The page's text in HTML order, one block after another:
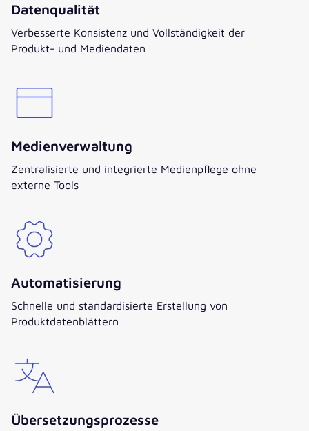
Datenqualität
Verbesserte Konsistenz und Vollständigkeit der
Produkt- und Mediendaten
Medienverwaltung
Zentralisierte und integrierte Medienpflege ohne
externe Tools
Automatisierung
Schnelle und standardisierte Erstellung von
Produktdatenblättern
Übersetzungsprozesse